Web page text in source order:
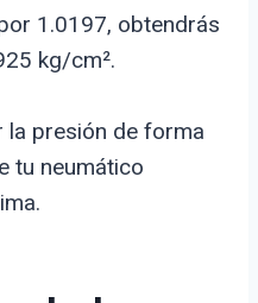
1.0197, obtendrás
kg/cm².
la presión de forma
tu neumático